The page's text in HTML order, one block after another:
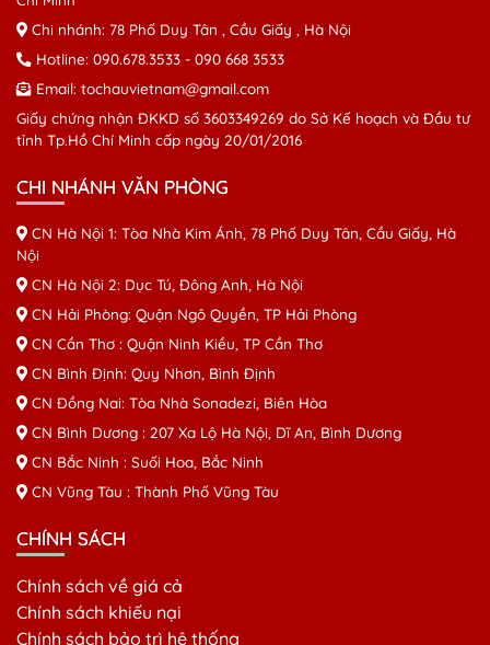
Chi nhánh: 78 Phố Duy Tân , Cầu Giấy , Hà Nội
Hotline: 090.678.3533 - 090 668 3533
Email: tochauvietnam@gmail.com
Giấy chứng nhận ĐKKD số 3603349269 do Sở Kế hoạch và Đầu tư
tỉnh Tp.Hồ Chí Minh cấp ngày 20/01/2016
CHI NHÁNH VĂN PHÒNG
CN Hà Nội 1: Tòa Nhà Kim Ánh, 78 Phố Duy Tân, Cầu Giấy, Hà
Nội
CN Hà Nội 2: Dục Tú, Đông Anh, Hà Nội
CN Hải Phòng: Quận Ngô Quyền, TP Hải Phòng
CN Cần Thơ : Quận Ninh Kiều, TP Cần Thơ
CN Bình Định: Quy Nhơn, Bình Định
CN Đồng Nai: Tòa Nhà Sonadezi, Biên Hòa
CN Bình Dương : 207 Xa Lộ Hà Nội, Dĩ An, Bình Dương
CN Bắc Ninh : Suối Hoa, Bắc Ninh
CN Vũng Tàu : Thành Phố Vũng Tàu
CHÍNH SÁCH
Chính sách về giá cả
Chính sách khiếu nại
Chính sách bảo trì hệ thống